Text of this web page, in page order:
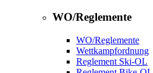
WO/Reglemente
WO/Reglemente
Wettkampfordnung
Reglement Ski-OL